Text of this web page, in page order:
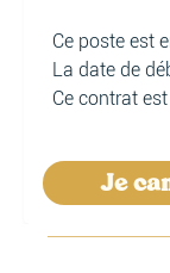
Ce poste est
La date de
Ce contrat est
Je